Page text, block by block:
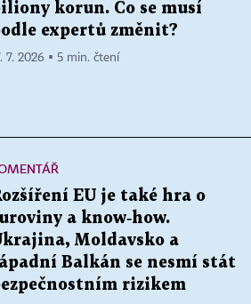
korun. Co se musí
expertů změnit?
7. 2026 ▪ 5 min. čtení
EU je také hra o
a know‑how.
Moldavsko a
Balkán se nesmí stát
rizikem